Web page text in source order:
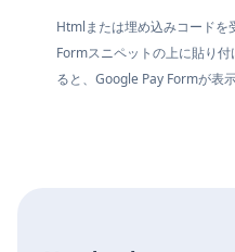
Htmlまたは埋め込みコード
Formスニペットの上に貼り
ると、Google Pay Formが表